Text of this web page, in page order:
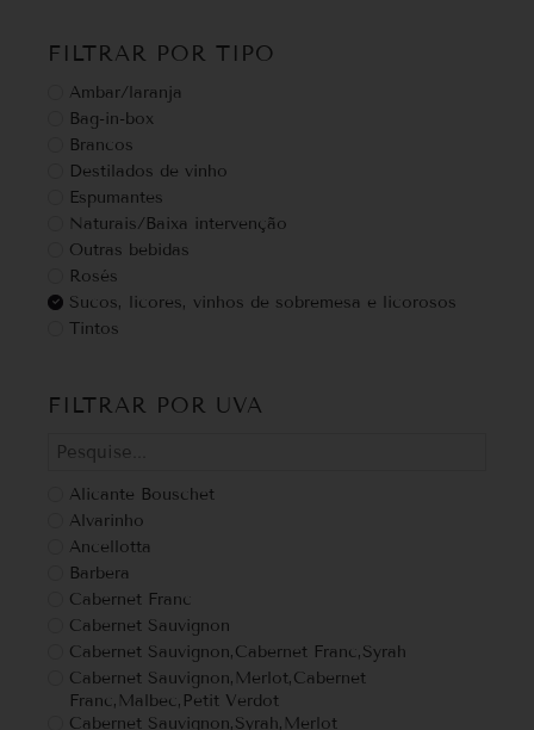
FILTRAR POR TIPO
Ambar/laranja
Bag-in-box
Brancos
Destilados de vinho
Espumantes
Naturais/Baixa intervenção
Outras bebidas
Rosés
Sucos, licores, vinhos de sobremesa e licorosos
Tintos
FILTRAR POR UVA
Alicante Bouschet
Alvarinho
Ancellotta
Barbera
Cabernet Franc
Cabernet Sauvignon
Cabernet Sauvignon,Cabernet Franc,Syrah
Cabernet Sauvignon,Merlot,Cabernet
Franc,Malbec,Petit Verdot
Cabernet Sauvignon,Syrah,Merlot